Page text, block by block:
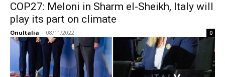
COP27: Meloni in Sharm el-Sheikh, Italy will
play its part on climate
OnuItalia - 08/11/2022 0